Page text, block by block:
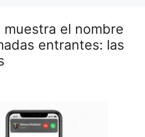
muestra el nombre
entrantes: las